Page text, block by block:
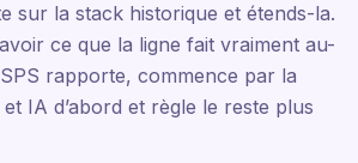
sur la stack historique et étends-la.
ce que la ligne fait vraiment au-
rapporte, commence par la
IA d’abord et règle le reste plus